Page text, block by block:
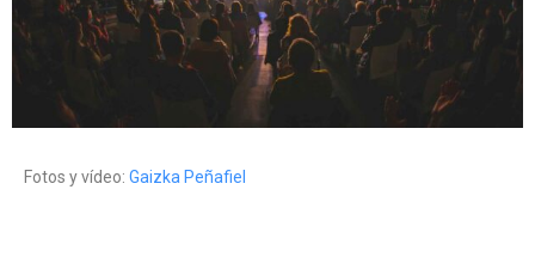
Fotos y vídeo: Gaizka Peñafiel